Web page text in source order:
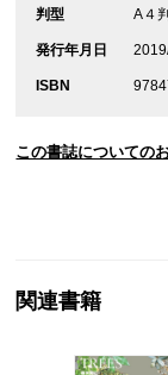
判型 A４判
発行年月日
ISBN
この書誌についての
関連書籍